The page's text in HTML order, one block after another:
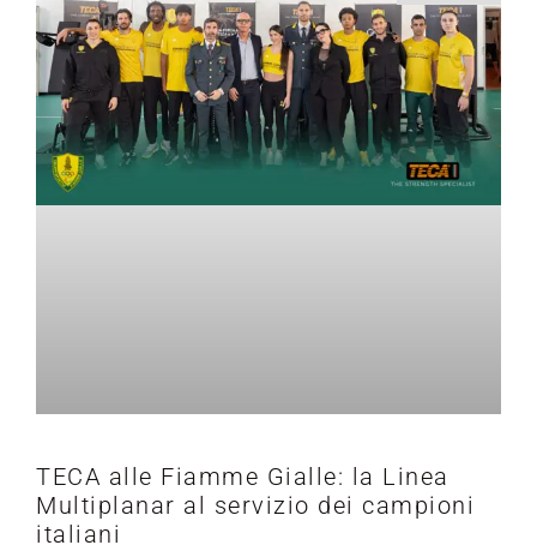
TECA alle Fiamme Gialle: la Linea
Multiplanar al servizio dei campioni
italiani